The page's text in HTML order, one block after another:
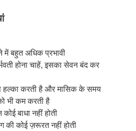
में बहुत अधिक प्रभावी
होना चाहें, इसका सेवन बंद कर
हल्का करती है और मासिक के समय
भी कम करती है
बाधा नहीं होती
की कोई ज़रूरत नहीं होती